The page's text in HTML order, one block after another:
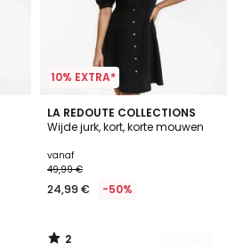
10% EXTRA*
LA REDOUTE COLLECTIONS
Wijde jurk, kort, korte mouwen
vanaf
49,99 €
24,99 € -50%
2
/
2
Kleuren
2
/